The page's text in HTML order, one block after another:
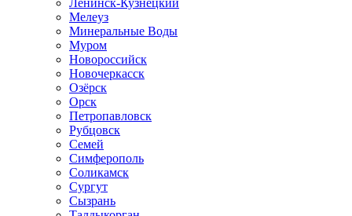
Ленинск-Кузнецкий
Мелеуз
Минеральные Воды
Муром
Новороссийск
Новочеркасск
Озёрск
Орск
Петропавловск
Рубцовск
Семей
Симферополь
Соликамск
Сургут
Сызрань